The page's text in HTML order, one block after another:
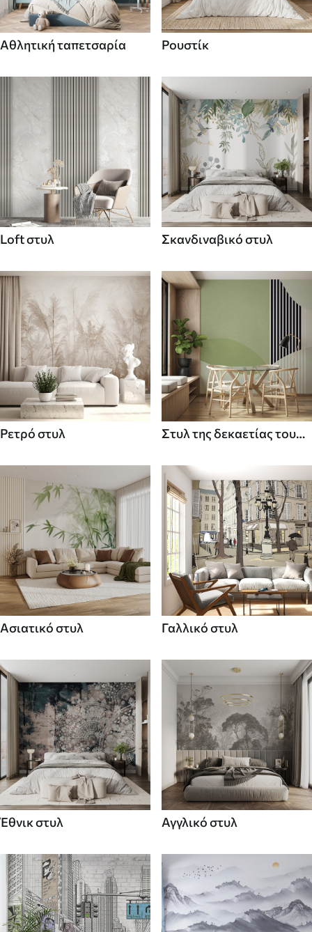
Αθλητική ταπετσαρία Ρουστίκ
Loft στυλ Σκανδιναβικό στυλ
Ρετρό στυλ
Στυλ της δεκαετίας του
Ασιατικό στυλ Γαλλικό στυλ
Έθνικ στυλ Αγγλικό στυλ